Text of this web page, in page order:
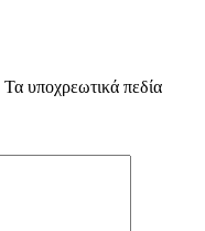
Τα υποχρεωτικά πεδία